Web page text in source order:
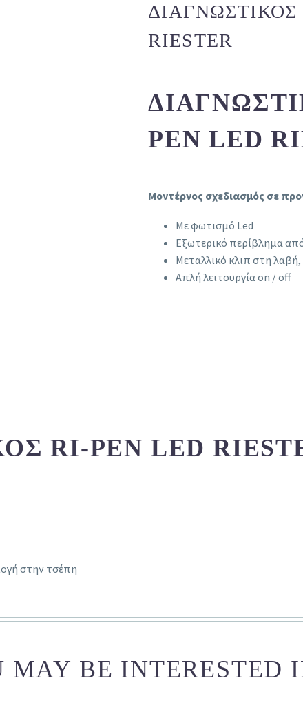
ΔΙΑΓΝΩΣΤΙΚΌΣ
RIESTER
PEN LED
Μοντέρνος σχεδιασμός σε
Με φωτισμό Led
Εξωτερικό περίβλημα
Μεταλλικό κλιπ στη
Απλή λειτουργία on / off
RI-PEN LED
στην τσέπη
MAY BE INTERESTED